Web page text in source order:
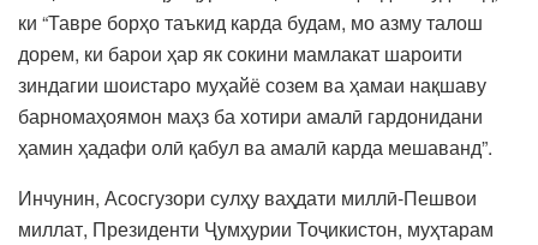
ки “Тавре борҳо таъкид карда будам, мо азму талош
дорем, ки барои ҳар як сокини мамлакат шароити
зиндагии шоистаро муҳайё созем ва ҳамаи нақшаву
барномаҳоямон маҳз ба хотири амалӣ гардонидани
ҳамин ҳадафи олӣ қабул ва амалӣ карда мешаванд”.
Инчунин, Асосгузори сулҳу ваҳдати миллӣ-Пешвои
миллат, Президенти Ҷумҳурии Тоҷикистон, муҳтарам